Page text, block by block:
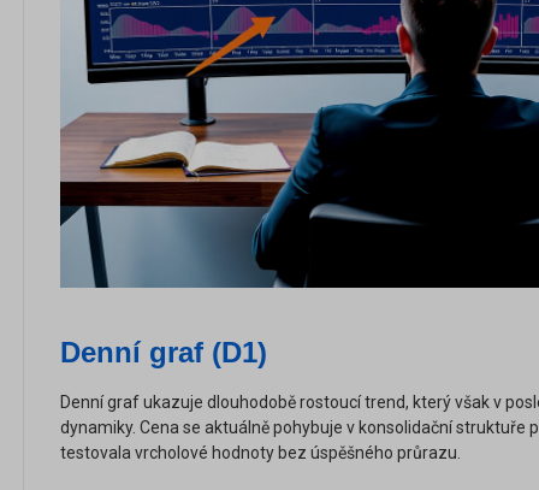
Denní graf (D1)
Denní graf ukazuje dlouhodobě rostoucí trend, který však v
dynamiky. Cena se aktuálně pohybuje v konsolidační struktuře
testovala vrcholové hodnoty bez úspěšného průrazu.